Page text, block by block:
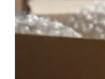
BENEFICIOS DE